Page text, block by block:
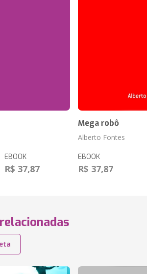
EBOOK
R$ 37,87
Mega robô
Alberto Fontes
EBOOK
R$ 37,87